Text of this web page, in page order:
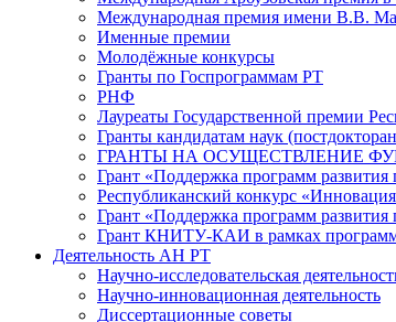
Международная премия имени В.В.
Именные премии
Молодёжные конкурсы
Гранты по Госпрограммам РТ
РНФ
Лауреаты Государственной премии
Гранты кандидатам наук
ГРАНТЫ НА ОСУЩЕСТВЛЕНИЕ
Грант «Поддержка программ
Республиканский конкурс «Инновация
Грант «Поддержка программ
Грант КНИТУ-КАИ в рамках
Деятельность АН РТ
Научно-исследовательская
Научно-инновационная деятельность
Диссертационные советы